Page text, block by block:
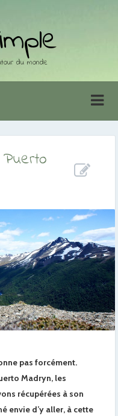
du monde
pas forcément.
Madryn, les
récupérées à son
envie d’y aller, à cette